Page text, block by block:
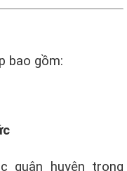
bao gồm:
quận huyện trong